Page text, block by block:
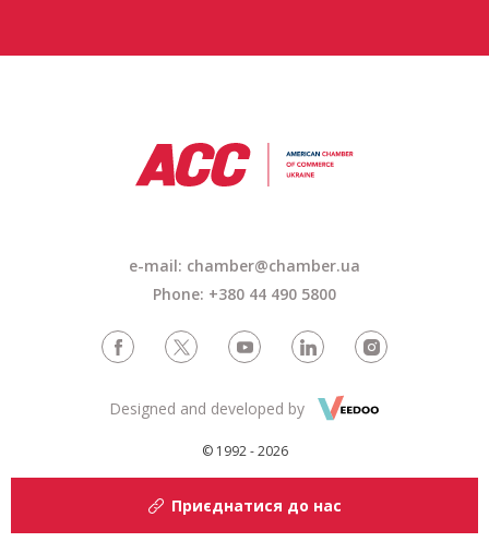
e-mail: chamber@chamber.ua
Phone: +380 44 490 5800
© 1992 - 2026
Designed and developed by
Приєднатися до нас